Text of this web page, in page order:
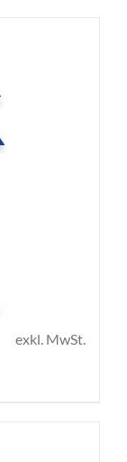
exkl. MwSt.